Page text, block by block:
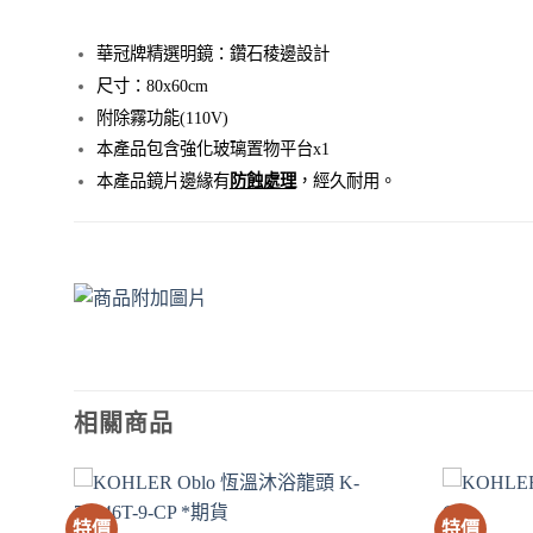
華冠牌精選明鏡：鑽石稜邊設計
尺寸：80x60cm
附除霧功能(110V)
本產品包含強化玻璃置物平台x1
本產品鏡片邊緣有防蝕處理，經久耐用。
相關商品